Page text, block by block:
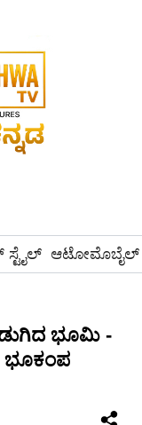
ಸ್ಟೈಲ್ ಆಟೋಮೊಬೈಲ್
ಭೂಮಿ -
ಭೂಕಂಪ